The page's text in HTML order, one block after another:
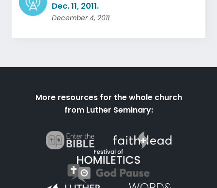
Dec. 11, 2011.
December 4, 2011
More resources for the whole church
from Luther Seminary: